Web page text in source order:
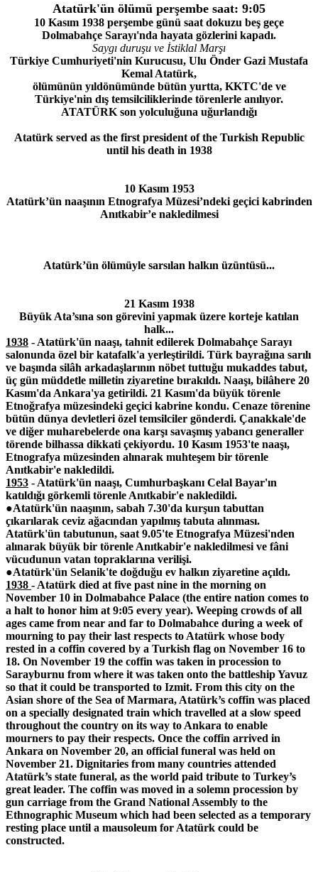
Atatürk'ün ölümü perşembe saat: 9:05
10 Kasım 1938 perşembe günü saat dokuzu beş geçe
Dolmabahçe Sarayı'nda hayata gözlerini kapadı.
Saygı duruşu ve İstiklal Marşı
Türkiye Cumhuriyeti'nin Kurucusu, Ulu Önder Gazi Mustafa
Kemal Atatürk,
ölümünün yıldönümünde bütün yurtta, KKTC'de ve
Türkiye'nin dış temsilciliklerinde törenlerle anılıyor.
ATATÜRK son yolculuğuna uğurlandığı
Atatürk served as the first president of the Turkish Republic
until his death in 1938
10 Kasım 1953
Atatürk’ün naaşının Etnografya Müzesi’ndeki geçici kabrinden
Anıtkabir’e nakledilmesi
Atatürk’ün ölümüyle sarsılan halkın üzüntüsü...
21 Kasım 1938
Büyük Ata’sına son görevini yapmak üzere korteje katılan
halk...
1938 - Atatürk'ün naaşı, tahnit edilerek Dolmabahçe Sarayı
salonunda özel bir katafalk'a yerleştirildi. Türk bayrağına sarılı
ve başında silâh arkadaşlarının nöbet tuttuğu mukaddes tabut,
üç gün müddetle milletin ziyaretine bırakıldı. Naaşı, bilâhere 20
Kasım'da Ankara'ya getirildi. 21 Kasım'da büyük törenle
Etnoğrafya müzesindeki geçici kabrine kondu. Cenaze törenine
bütün dünya devletleri özel temsilciler gönderdi. Çanakkale'de
ve diğer muharebelerde ona karşı savaşmış yabancı generaller
törende bilhassa dikkati çekiyordu. 10 Kasım 1953'te naaşı,
Etnografya müzesinden alınarak muhteşem bir törenle
Anıtkabir'e nakledildi.
1953 - Atatürk'ün naaşı, Cumhurbaşkanı Celal Bayar'ın
katıldığı görkemli törenle Anıtkabir'e nakledildi.
●Atatürk'ün naaşının, sabah 7.30'da kurşun tabuttan
çıkarılarak ceviz ağacından yapılmış tabuta alınması.
Atatürk'ün tabutunun, saat 9.05'te Etnografya Müzesi'nden
alınarak büyük bir törenle Anıtkabir'e nakledilmesi ve fâni
vücudunun vatan topraklarına verilişi.
●Atatürk'ün Selanik'te doğduğu ev halkın ziyaretine açıldı.
1938 - Atatürk died at five past nine in the morning on
November 10 in Dolmabahce Palace (the entire nation comes to
a halt to honor him at 9:05 every year). Weeping crowds of all
ages came from near and far to Dolmabahce during a week of
mourning to pay their last respects to Atatürk whose body
rested in a coffin covered by a Turkish flag on November 16 to
18. On November 19 the coffin was taken in procession to
Sarayburnu from where it was taken onto the battleship Yavuz
so that it could be transported to Izmit. From this city on the
Asian shore of the Sea of Marmara, Atatürk’s coffin was placed
on a specially designated train which travelled at a slow speed
throughout the country on its way to Ankara to enable
mourners to pay their respects. Once the coffin arrived in
Ankara on November 20, an official funeral was held on
November 21. Dignitaries from many countries attended
Atatürk’s state funeral, as the world paid tribute to Turkey’s
great leader. The coffin was moved in a solemn procession by
gun carriage from the Grand National Assembly to the
Ethnographic Museum which had been selected as a temporary
resting place until a mausoleum for Atatürk could be
constructed.